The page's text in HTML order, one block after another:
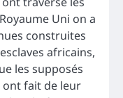
Uni on a
construites
africains,
les supposés
ont fait de leur